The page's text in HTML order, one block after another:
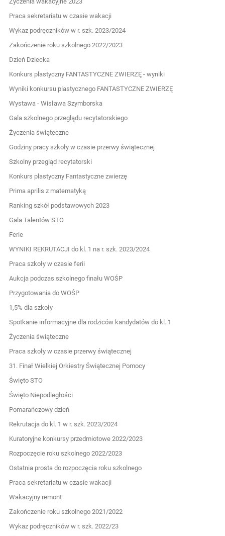
Praca sekretariatu w czasie wakacji
Wykaz podręczników w r. szk. 2023/2024
Zakończenie roku szkolnego 2022/2023
Dzień Dziecka
Konkurs plastyczny FANTASTYCZNE ZWIERZĘ - wyniki
Wyniki konkursu plastycznego FANTASTYCZNE ZWIERZĘ
Wystawa - Wisława Szymborska
Gala szkolnego przeglądu recytatorskiego
Życzenia świąteczne
Godziny pracy szkoły w czasie przerwy świątecznej
Szkolny przegląd recytatorski
Konkurs plastyczny Fantastyczne zwierzę
Prima aprilis z matematyką
Ranking szkół podstawowych 2023
Gala Talentów STO
Ferie
WYNIKI REKRUTACJI do kl. 1 na r. szk. 2023/2024
Praca szkoły w czasie ferii
Aukcja podczas szkolnego finału WOŚP
Przygotowania do WOŚP
1,5% dla szkoły
Spotkanie informacyjne dla rodziców kandydatów do kl. 1
Życzenia świąteczne
Praca szkoły w czasie przerwy świątecznej
31. Finał Wielkiej Orkiestry Świątecznej Pomocy
Święto STO
Święto Niepodległości
Pomarańczowy dzień
Rekrutacja do kl. 1 w r. szk. 2023/2024
Kuratoryjne konkursy przedmiotowe 2022/2023
Rozpoczęcie roku szkolnego 2022/2023
Ostatnia prosta do rozpoczęcia roku szkolnego
Praca sekretariatu w czasie wakacji
Wakacyjny remont
Zakończenie roku szkolnego 2021/2022
Wykaz podręczników w r. szk. 2022/23